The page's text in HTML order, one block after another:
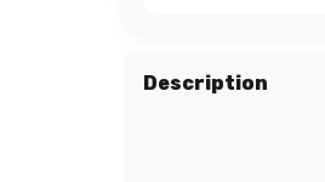
Description